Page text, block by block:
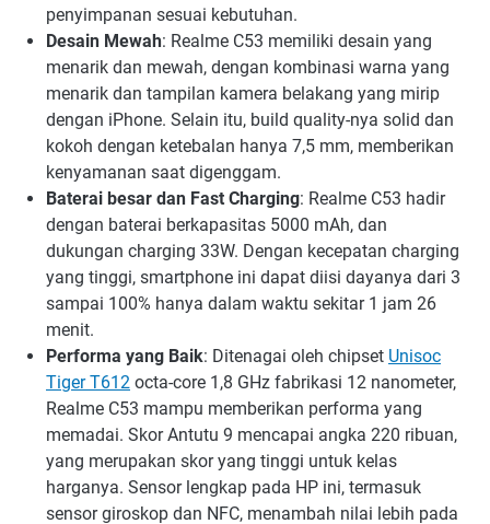
penyimpanan sesuai kebutuhan.
Desain Mewah: Realme C53 memiliki desain yang
menarik dan mewah, dengan kombinasi warna yang
menarik dan tampilan kamera belakang yang mirip
dengan iPhone. Selain itu, build quality-nya solid dan
kokoh dengan ketebalan hanya 7,5 mm, memberikan
kenyamanan saat digenggam.
Baterai besar dan Fast Charging: Realme C53 hadir
dengan baterai berkapasitas 5000 mAh, dan
dukungan charging 33W. Dengan kecepatan charging
yang tinggi, smartphone ini dapat diisi dayanya dari 3
sampai 100% hanya dalam waktu sekitar 1 jam 26
menit.
Performa yang Baik: Ditenagai oleh chipset Unisoc
Tiger T612 octa-core 1,8 GHz fabrikasi 12 nanometer,
Realme C53 mampu memberikan performa yang
memadai. Skor Antutu 9 mencapai angka 220 ribuan,
yang merupakan skor yang tinggi untuk kelas
harganya. Sensor lengkap pada HP ini, termasuk
sensor giroskop dan NFC, menambah nilai lebih pada